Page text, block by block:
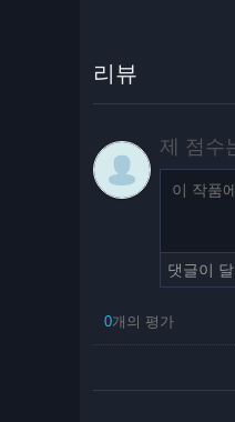
리뷰
제 점수
댓글이
0개의 평가